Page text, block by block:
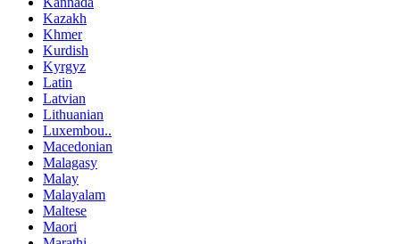
Kazakh
Khmer
Kurdish
Kyrgyz
Latin
Latvian
Lithuanian
Luxembou..
Macedonian
Malagasy
Malay
Malayalam
Maltese
Maori